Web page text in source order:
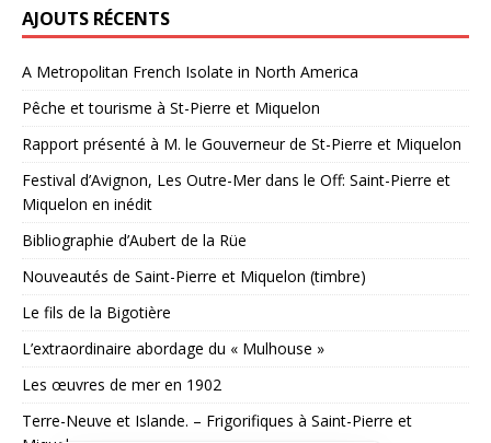
AJOUTS RÉCENTS
A Metropolitan French Isolate in North America
Pêche et tourisme à St-Pierre et Miquelon
Rapport présenté à M. le Gouverneur de St-Pierre et Miquelon
Festival d’Avignon, Les Outre-Mer dans le Off: Saint-Pierre et
Miquelon en inédit
Bibliographie d’Aubert de la Rüe
Nouveautés de Saint-Pierre et Miquelon (timbre)
Le fils de la Bigotière
L’extraordinaire abordage du « Mulhouse »
Les œuvres de mer en 1902
Terre-Neuve et Islande. – Frigorifiques à Saint-Pierre et